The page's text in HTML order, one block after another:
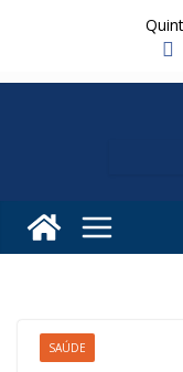
SAÚDE